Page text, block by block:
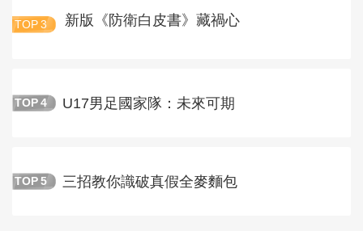
TOP 3 新版《防衛白皮書》藏禍心
TOP 4 U17男足國家隊：未來可期
TOP 5 三招教你識破真假全麥麵包